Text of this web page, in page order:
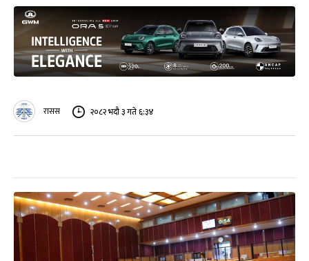
रासस २०८२ भदौ ३ गते ६:३४